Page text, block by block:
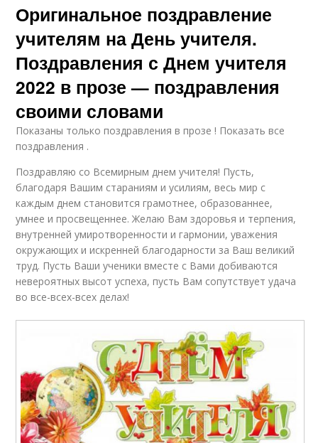
Оригинальное поздравление
учителям на День учителя.
Поздравления с Днем учителя
2022 в прозе — поздравления
своими словами
Показаны только поздравления в прозе ! Показать все
поздравления .
Поздравляю со Всемирным днем учителя! Пусть,
благодаря Вашим стараниям и усилиям, весь мир с
каждым днем становится грамотнее, образованнее,
умнее и просвещеннее. Желаю Вам здоровья и терпения,
внутренней умиротворенности и гармонии, уважения
окружающих и искренней благодарности за Ваш великий
труд. Пусть Ваши ученики вместе с Вами добиваются
невероятных высот успеха, пусть Вам сопутствует удача
во все-всех-всех делах!